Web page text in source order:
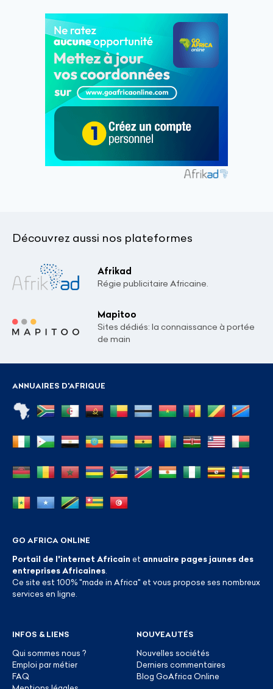
Découvrez aussi nos plateformes
Afrikad
Régie publicitaire Africaine.
Mapitoo
Sites dédiés: la connaissance à portée
de main
ANNUAIRES D'AFRIQUE
GO AFRICA ONLINE
Portail de l'internet Africain et annuaire pages jaunes des
entreprises Africaines
Ce site est 100% "made in Africa" et vous propose ses nombreux
services en ligne.
INFOS & LIENS
Qui sommes nous ?
Emploi par métier
FAQ
NOUVEAUTÉS
Nouvelles sociétés
Derniers commentaires
Blog GoAfrica Online